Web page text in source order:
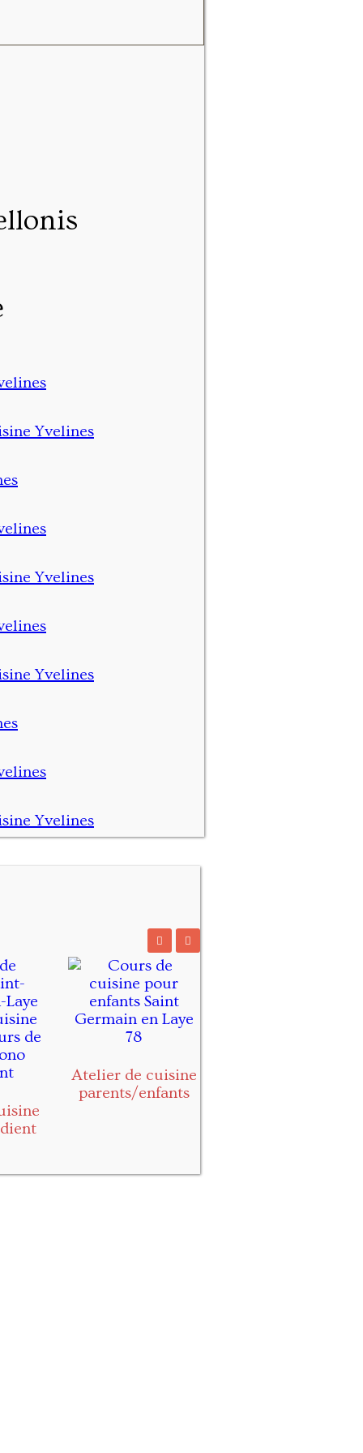
Atelier de cuisine
parents/enfants